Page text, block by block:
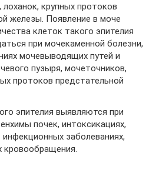
крупных протоков
железы. Появление в моче
клеток такого эпителия
при мочекаменной болезни,
мочевыводящих путей и
пузыря, мочеточников,
протоков предстательной
эпителия выявляются при
почек, интоксикациях,
заболеваниях,
кровообращения.